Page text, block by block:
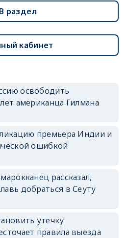
В раздел
кабинет
освободить
американца Гилмана
премьера Индии и
ошибкой
рассказал,
добраться в Сеуту
утечку
правила выезда